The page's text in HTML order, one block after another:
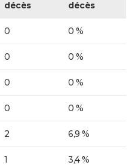
décès
décès
0 0 %
0 0 %
0 0 %
0 0 %
2 6,9 %
1 3,4 %